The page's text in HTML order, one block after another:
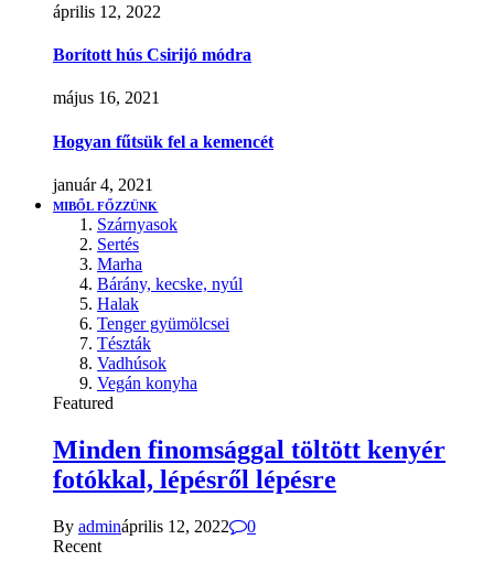
április 12, 2022
Borított hús Csirijó módra
május 16, 2021
Hogyan fűtsük fel a kemencét
január 4, 2021
MIBŐL FŐZZÜNK
Szárnyasok
Sertés
Marha
Bárány, kecske, nyúl
Halak
Tenger gyümölcsei
Tészták
Vadhúsok
Vegán konyha
Featured
Minden finomsággal töltött kenyér
fotókkal, lépésről lépésre
By admináprilis 12, 2022
0
Recent